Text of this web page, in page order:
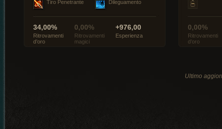
Tiro Penetrante Dileguamento
34,00%
Ritrovamenti
d’oro
0,00%
Ritrovamenti
magici
+976,00
Esperienza
0,00%
Ritrovamenti
d’oro
Ultimo